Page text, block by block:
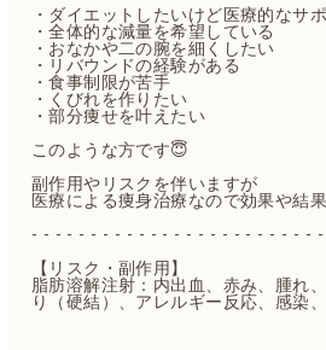
・ダイエットしたいけど医療的なサ
・全体的な減量を希望している
・おなかや二の腕を細くしたい
・リバウンドの経験がある
・食事制限が苦手
・くびれを作りたい
・部分痩せを叶えたい
このような方です😇
副作用やリスクを伴いますが
医療による痩身治療なので効果や結
- - - - - - - - - - - - - - - - - - - - - - - - -
【リスク・副作用】
脂肪溶解注射：内出血、赤み、腫れ
り（硬結）、アレルギー反応、感染